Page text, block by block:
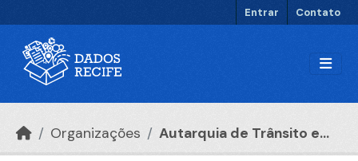
Entrar Contato
Organizações Autarquia de Trânsito e...